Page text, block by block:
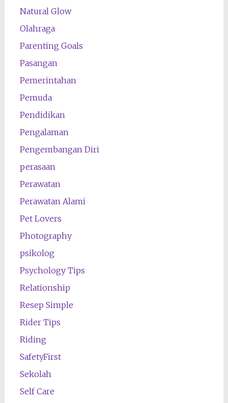
Natural Glow
Olahraga
Parenting Goals
Pasangan
Pemerintahan
Pemuda
Pendidikan
Pengalaman
Pengembangan Diri
perasaan
Perawatan
Perawatan Alami
Pet Lovers
Photography
psikolog
Psychology Tips
Relationship
Resep Simple
Rider Tips
Riding
SafetyFirst
Sekolah
Self Care